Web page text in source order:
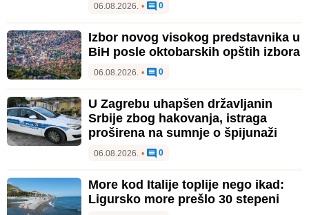
06.08.2026. • 0
Izbor novog visokog predstavnika u
BiH posle oktobarskih opštih izbora
06.08.2026. • 0
U Zagrebu uhapšen državljanin
Srbije zbog hakovanja, istraga
proširena na sumnje o špijunaži
06.08.2026. • 0
More kod Italije toplije nego ikad:
Ligursko more prešlo 30 stepeni